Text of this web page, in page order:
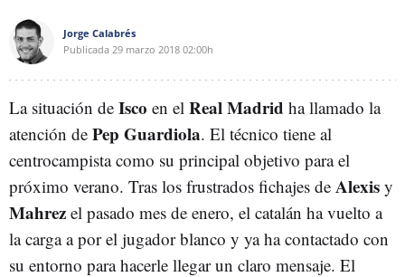
Jorge Calabrés
Publicada 29 marzo 2018 02:00h
La situación de Isco en el Real Madrid ha llamado la
atención de Pep Guardiola. El técnico tiene al
centrocampista como su principal objetivo para el
próximo verano. Tras los frustrados fichajes de Alexis y
Mahrez el pasado mes de enero, el catalán ha vuelto a
la carga a por el jugador blanco y ya ha contactado con
su entorno para hacerle llegar un claro mensaje. El